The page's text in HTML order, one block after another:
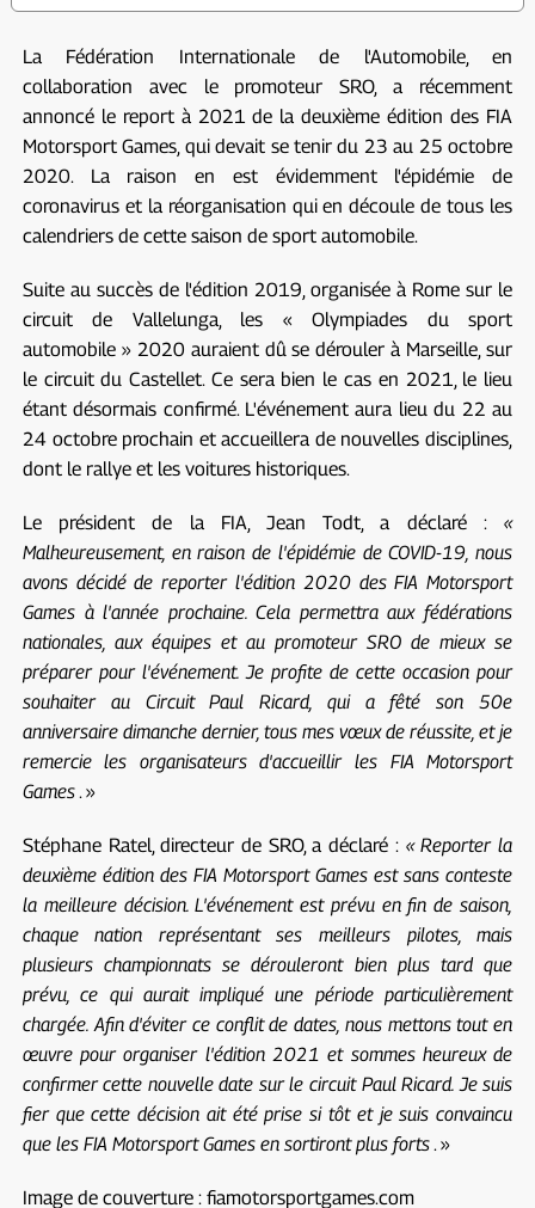
La Fédération Internationale de l'Automobile, en
collaboration avec le promoteur SRO, a récemment
annoncé le report à 2021 de la deuxième édition des FIA
Motorsport Games, qui devait se tenir du 23 au 25 octobre
2020. La raison en est évidemment l'épidémie de
coronavirus et la réorganisation qui en découle de tous les
calendriers de cette saison de sport automobile.
Suite au succès de l'édition 2019, organisée à Rome sur le
circuit de Vallelunga, les « Olympiades du sport
automobile » 2020 auraient dû se dérouler à Marseille, sur
le circuit du Castellet. Ce sera bien le cas en 2021, le lieu
étant désormais confirmé. L'événement aura lieu du 22 au
24 octobre prochain et accueillera de nouvelles disciplines,
dont le rallye et les voitures historiques.
Le président de la FIA, Jean Todt, a déclaré :«
Malheureusement, en raison de l'épidémie de COVID-19, nous
avons décidé de reporter l'édition 2020 des FIA Motorsport
Games à l'année prochaine. Cela permettra aux fédérations
nationales, aux équipes et au promoteur SRO de mieux se
préparer pour l'événement. Je profite de cette occasion pour
souhaiter au Circuit Paul Ricard, qui a fêté son 50e
anniversaire dimanche dernier, tous mes vœux de réussite, et je
remercie les organisateurs d'accueillir les FIA Motorsport
Games. »
Stéphane Ratel, directeur de SRO, a déclaré : « Reporter la
deuxième édition des FIA Motorsport Games est sans conteste
la meilleure décision. L'événement est prévu en fin de saison,
chaque nation représentant ses meilleurs pilotes, mais
plusieurs championnats se dérouleront bien plus tard que
prévu, ce qui aurait impliqué une période particulièrement
chargée. Afin d'éviter ce conflit de dates, nous mettons tout en
œuvre pour organiser l'édition 2021 et sommes heureux de
confirmer cette nouvelle date sur le circuit Paul Ricard. Je suis
fier que cette décision ait été prise si tôt et je suis convaincu
que les FIA Motorsport Games en sortiront plus forts. »
Image de couverture : fiamotorsportgames.com